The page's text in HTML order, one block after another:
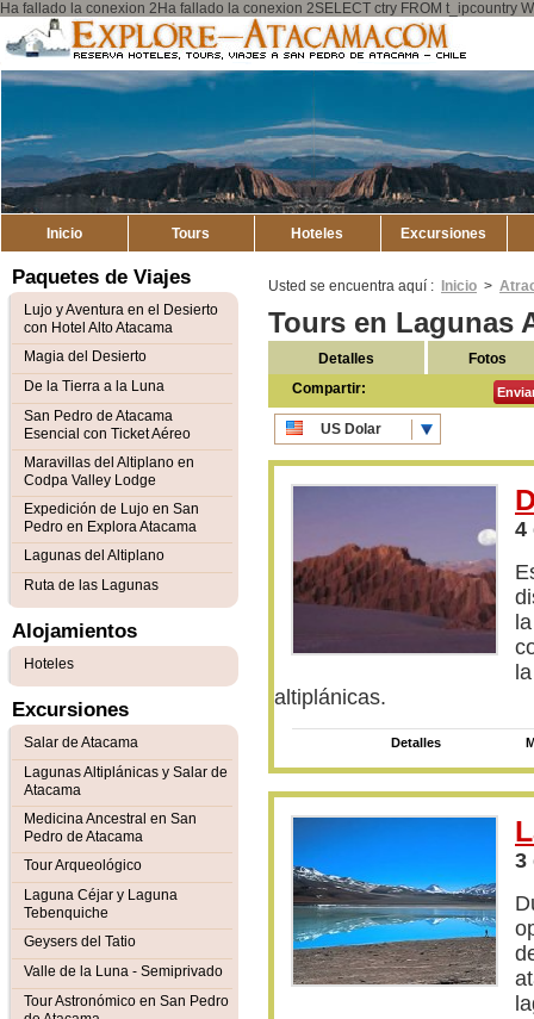
Ha fallado la conexion 2Ha fallado la conexion 2SELECT ctry FROM t_ipcountry
Mapa del Sitio
Inicio Tours Hoteles Excursiones
Usted se encuentra aquí : Inicio >
Tours en Lagunas
Detalles
Fotos
Compartir:
US Dolar
CLP Pesos
4
altiplánicas.
Detalles
3
Paquetes de Viajes
Lujo y Aventura en el Desierto
con Hotel Alto Atacama
Magia del Desierto
De la Tierra a la Luna
San Pedro de Atacama
Esencial con Ticket Aéreo
Maravillas del Altiplano en
Codpa Valley Lodge
Expedición de Lujo en San
Pedro en Explora Atacama
Lagunas del Altiplano
Ruta de las Lagunas
Alojamientos
Hoteles
Excursiones
Salar de Atacama
Lagunas Altiplánicas y Salar de
Atacama
Medicina Ancestral en San
Pedro de Atacama
Tour Arqueológico
Laguna Céjar y Laguna
Tebenquiche
Geysers del Tatio
Valle de la Luna - Semiprivado
Tour Astronómico en San Pedro